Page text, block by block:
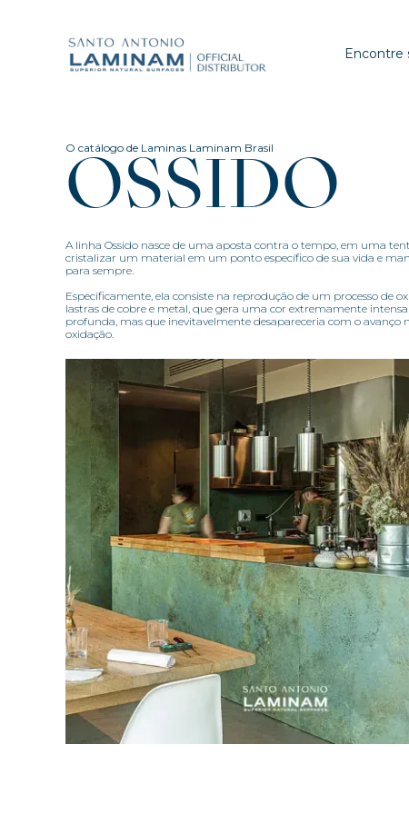
Encontre
O catálogo de Laminas Laminam Brasil
OSSIDO
A linha Ossido nasce de uma aposta contra o tempo, em uma
cristalizar um material em um ponto específico de sua vida e
para sempre.
Especificamente, ela consiste na reprodução de um processo de
lastras de cobre e metal, que gera uma cor extremamente intensa
profunda, mas que inevitavelmente desapareceria com o avanço
oxidação.